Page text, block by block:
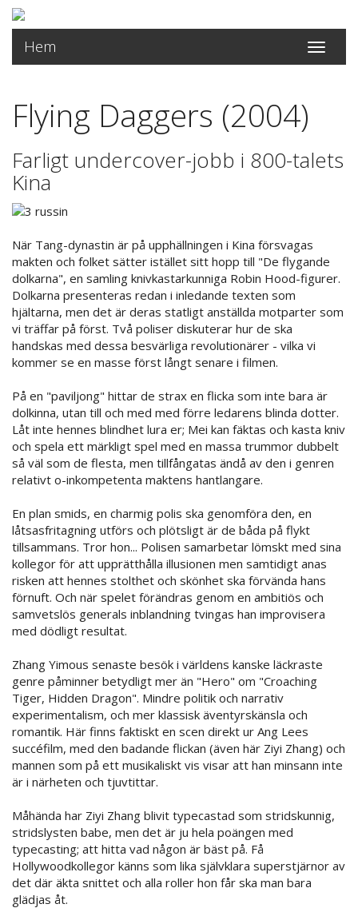
Toggle
Hem
Flying Daggers (2004)
Farligt undercover-jobb i 800-talets
Kina
När Tang-dynastin är på upphällningen i Kina försvagas
makten och folket sätter istället sitt hopp till "De flygande
dolkarna", en samling knivkastarkunniga Robin Hood-figurer.
Dolkarna presenteras redan i inledande texten som
hjältarna, men det är deras statligt anställda motparter som
vi träffar på först. Två poliser diskuterar hur de ska
handskas med dessa besvärliga revolutionärer - vilka vi
kommer se en masse först långt senare i filmen.
På en "paviljong" hittar de strax en flicka som inte bara är
dolkinna, utan till och med med förre ledarens blinda dotter.
Låt inte hennes blindhet lura er; Mei kan fäktas och kasta kniv
och spela ett märkligt spel med en massa trummor dubbelt
så väl som de flesta, men tillfångatas ändå av den i genren
relativt o-inkompetenta maktens hantlangare.
En plan smids, en charmig polis ska genomföra den, en
låtsasfritagning utförs och plötsligt är de båda på flykt
tillsammans. Tror hon... Polisen samarbetar lömskt med sina
kollegor för att upprätthålla illusionen men samtidigt anas
risken att hennes stolthet och skönhet ska förvända hans
förnuft. Och när spelet förändras genom en ambitiös och
samvetslös generals inblandning tvingas han improvisera
med dödligt resultat.
Zhang Yimous senaste besök i världens kanske läckraste
genre påminner betydligt mer än "Hero" om "Croaching
Tiger, Hidden Dragon". Mindre politik och narrativ
experimentalism, och mer klassisk äventyrskänsla och
romantik. Här finns faktiskt en scen direkt ur Ang Lees
succéfilm, med den badande flickan (även här Ziyi Zhang) och
mannen som på ett musikaliskt vis visar att han minsann inte
är i närheten och tjuvtittar.
Måhända har Ziyi Zhang blivit typecastad som stridskunnig,
stridslysten babe, men det är ju hela poängen med
typecasting; att hitta vad någon är bäst på. Få
Hollywoodkollegor känns som lika självklara superstjärnor av
det där äkta snittet och alla roller hon får ska man bara
glädjas åt.